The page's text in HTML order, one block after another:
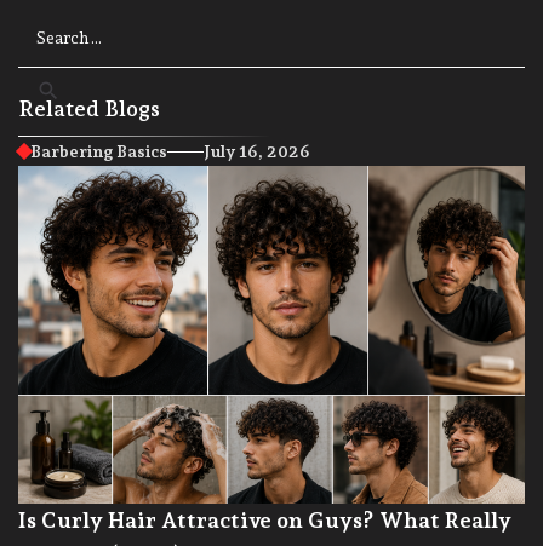
Related Blogs
Barbering Basics July 16, 2026
Is Curly Hair Attractive on Guys? What Really